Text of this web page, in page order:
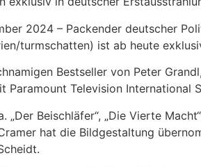
2024 – Packender deutscher
turmschatten) ist ab heute
Bestseller von Peter
Paramount Television International
„Der Beischläfer“, „Die Vierte
Cramer hat die Bildgestaltung